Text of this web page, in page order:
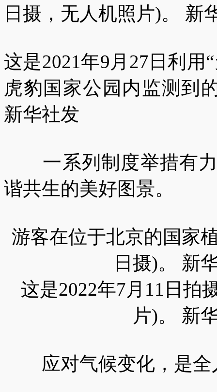
日摄，无人机照片)。 新
这是2021年9月27日利用
虎豹国家公园内监测到
新华社发
一系列制度举措有力
谐共生的美好图景。
游客在位于北京的国家
日摄)。 新
这是2022年7月11日拍
片)。 新
应对气候变化，是全